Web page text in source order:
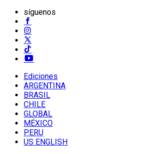
síguenos
Ediciones
ARGENTINA
BRASIL
CHILE
GLOBAL
MÉXICO
PERU
US ENGLISH